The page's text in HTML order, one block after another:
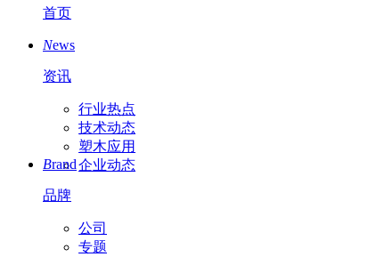
首页
News
资讯
行业热点
技术动态
塑木应用
企业动态
Brand
品牌
公司
专题